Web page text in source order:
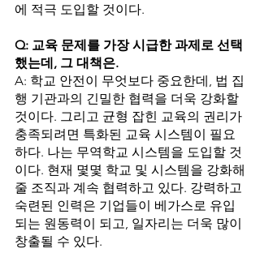
에 적극 도입할 것이다.
Q: 교육 문제를 가장 시급한 과제로 선택
했는데, 그 대책은.
A: 학교 안전이 무엇보다 중요한데, 법 집
행 기관과의 긴밀한 협력을 더욱 강화할
것이다. 그리고 균형 잡힌 교육의 권리가
충족되려면 특화된 교육 시스템이 필요
하다. 나는 무역학교 시스템을 도입할 것
이다. 현재 몇몇 학교 및 시스템을 강화해
줄 조직과 계속 협력하고 있다. 강력하고
숙련된 인력은 기업들이 베가스로 유입
되는 원동력이 되고, 일자리는 더욱 많이
창출될 수 있다.